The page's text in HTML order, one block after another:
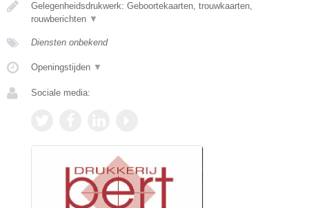
Gelegenheidsdrukwerk: Geboortekaarten, trouwkaarten,
rouwberichten ▼
Diensten onbekend
Openingstijden ▼
Sociale media: